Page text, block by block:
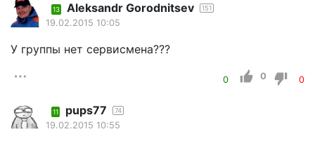
13 Aleksandr Gorodnitsev 151
19.02.2015 10:05
У группы нет сервисмена???
0 0 0
11 pups77 74
19.02.2015 10:55